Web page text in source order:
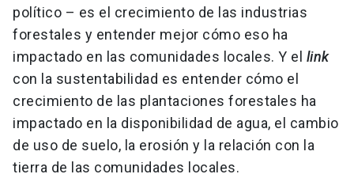
político – es el crecimiento de las industrias
forestales y entender mejor cómo eso ha
impactado en las comunidades locales. Y el link
con la sustentabilidad es entender cómo el
crecimiento de las plantaciones forestales ha
impactado en la disponibilidad de agua, el cambio
de uso de suelo, la erosión y la relación con la
tierra de las comunidades locales.